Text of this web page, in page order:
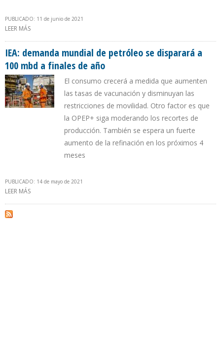
PUBLICADO: 11 de junio de 2021
LEER MÁS
IEA: demanda mundial de petróleo se disparará a
100 mbd a finales de año
El consumo crecerá a medida que aumenten
las tasas de vacunación y disminuyan las
restricciones de movilidad. Otro factor es que
la OPEP+ siga moderando los recortes de
producción. También se espera un fuerte
aumento de la refinación en los próximos 4
meses
PUBLICADO: 14 de mayo de 2021
LEER MÁS